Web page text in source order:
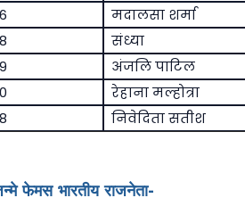
मदालसा शर्मा
संध्या
अंजलि पाटिल
रेहाना मल्होत्रा
निवेदिता सतीश
फेमस भारतीय राजनेता-